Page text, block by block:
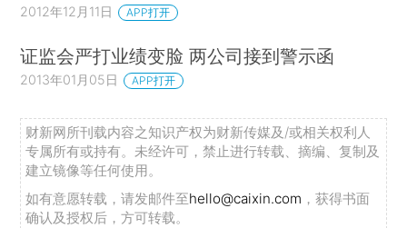
2012年12月11日 APP打开
证监会严打业绩变脸 两公司接到警示函
2013年01月05日 APP打开
财新网所刊载内容之知识产权为财新传媒及/或相关权利人
专属所有或持有。未经许可，禁止进行转载、摘编、复制及
建立镜像等任何使用。
如有意愿转载，请发邮件至hello@caixin.com ，获得书面
确认及授权后，方可转载。